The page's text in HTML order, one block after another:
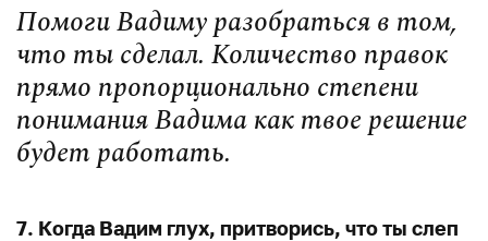
Помоги Вадиму разобраться в том,
что ты сделал. Количество правок
прямо пропорционально степени
понимания Вадима как твое решение
будет работать.
7. Когда Вадим глух, притворись, что ты слеп